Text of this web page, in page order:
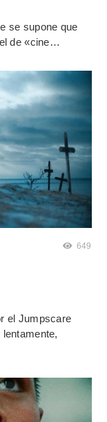
se supone que
de «cine…
649
el Jumpscare